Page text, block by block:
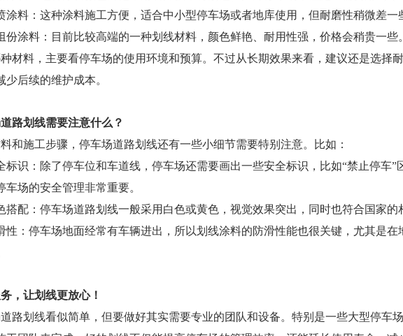
涂料：这种涂料施工方便，适合中小型停车场或者地库使用，但耐磨性稍微差一
份涂料：目前比较高端的一种划线材料，颜色鲜艳、耐用性强，价格会稍贵一些。
材料，主要看停车场的使用环境和预算。不过从长期效果来看，建议还是选择
少后续的维护成本。
路划线需要注意什么？
和施工步骤，停车场道路划线还有一些小细节需要特别注意。比如：
标识：除了停车位和车道线，停车场还需要画出一些安全标识，比如“禁止停车
车场的安全管理非常重要。
搭配：停车场道路划线一般采用白色或黄色，视觉效果突出，同时也符合国家的
性：停车场地面经常有车辆进出，所以划线涂料的防滑性能也很关键，尤其是
，让划线更放心！
路划线看似简单，但要做好其实需要专业的团队和设备。特别是一些大型停车